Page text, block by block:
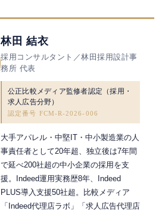
林田 結衣
採用コンサルタント／林田採用設計事
務所 代表
公正比較メディア監修者認定（採用・
求人広告分野）
認定番号 FCM-R-2026-006
大手アパレル・中堅IT・中小製造業の人
事責任者として20年超、独立後は7年間
で延べ200社超の中小企業の採用を支
援。Indeed運用実務歴8年、Indeed
PLUS導入支援50社超。比較メディア
「Indeed代理店ラボ」「求人広告代理店